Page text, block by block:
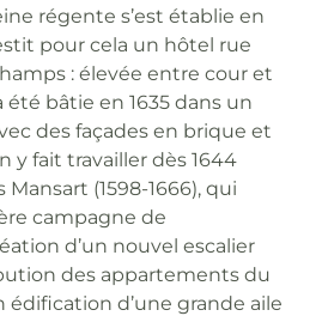
régente s’est établie en
pour cela un hôtel rue
: élevée entre cour et
bâtie en 1635 dans un
des façades en brique et
y fait travailler dès 1644
Mansart (1598-1666), qui
campagne de
d’un nouvel escalier
des appartements du
édification d’une grande aile